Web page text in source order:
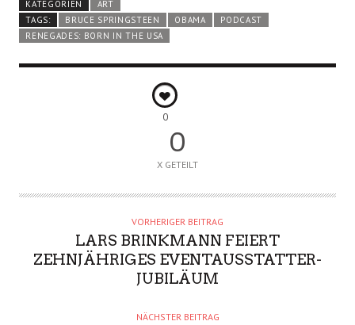
KATEGORIEN
ART
TAGS:
BRUCE SPRINGSTEEN OBAMA
PODCAST
RENEGADES: BORN IN THE USA
0
0
X GETEILT
VORHERIGER BEITRAG
LARS BRINKMANN FEIERT
ZEHNJÄHRIGES EVENTAUSSTATTER-
JUBILÄUM
NÄCHSTER BEITRAG